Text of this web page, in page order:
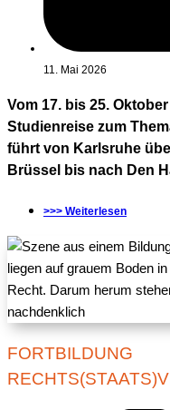
11. Mai 2026
Vom 17. bis 25.
Studienreise zum
führt von Karlsruhe
Brüssel bis nach Den
>>> Weiterlesen
FORTBILDUNG